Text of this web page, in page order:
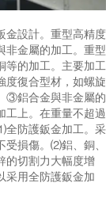
金設計。重型高精度
非金屬的加工。重型
等的加工。主要加工
度復合型材，如螺旋
③鋁合金與非金屬的
工上。在重量不超過
全防護鈑金加工。采
受損傷。⑵鋁、銅、
的切割力大幅度增
采用全防護鈑金加